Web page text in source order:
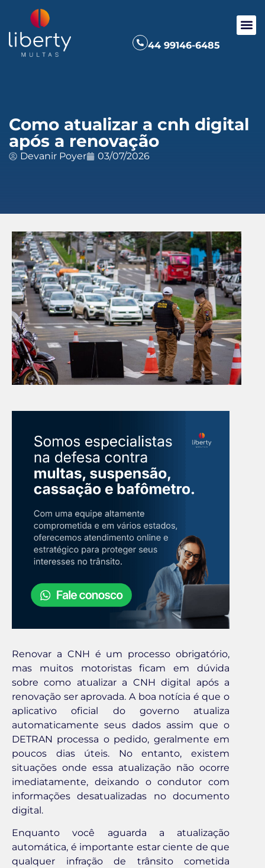
44 99146-6485
Como atualizar a cnh digital
após a renovação
Devanir Poyer 03/07/2026
Renovar a CNH é um processo obrigatório,
mas muitos motoristas ficam em dúvida
sobre como atualizar a CNH digital após a
renovação ser aprovada. A boa notícia é que o
aplicativo oficial do governo atualiza
automaticamente seus dados assim que o
DETRAN processa o pedido, geralmente em
poucos dias úteis. No entanto, existem
situações onde essa atualização não ocorre
imediatamente, deixando o condutor com
informações desatualizadas no documento
digital.
Enquanto você aguarda a atualização
automática, é importante estar ciente de que
qualquer infração de trânsito cometida